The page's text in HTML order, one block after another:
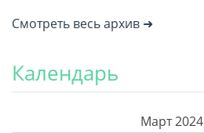
Смотреть весь архив ➜
Календарь
Март 2024